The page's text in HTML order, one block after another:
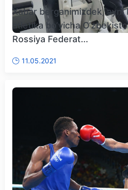
Xabar berganimizdek, ayni
atletika bo‘yicha
Rossiya Federat...
11.05.2021